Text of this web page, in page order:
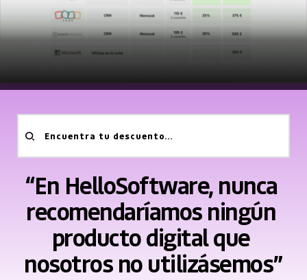
Encuentra tu descuento...
“En HelloSoftware, nunca
recomendaríamos ningún
producto digital que
nosotros no utilizásemos”